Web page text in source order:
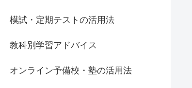
模試・定期テストの活用法
教科別学習アドバイス
オンライン予備校・塾の活用法